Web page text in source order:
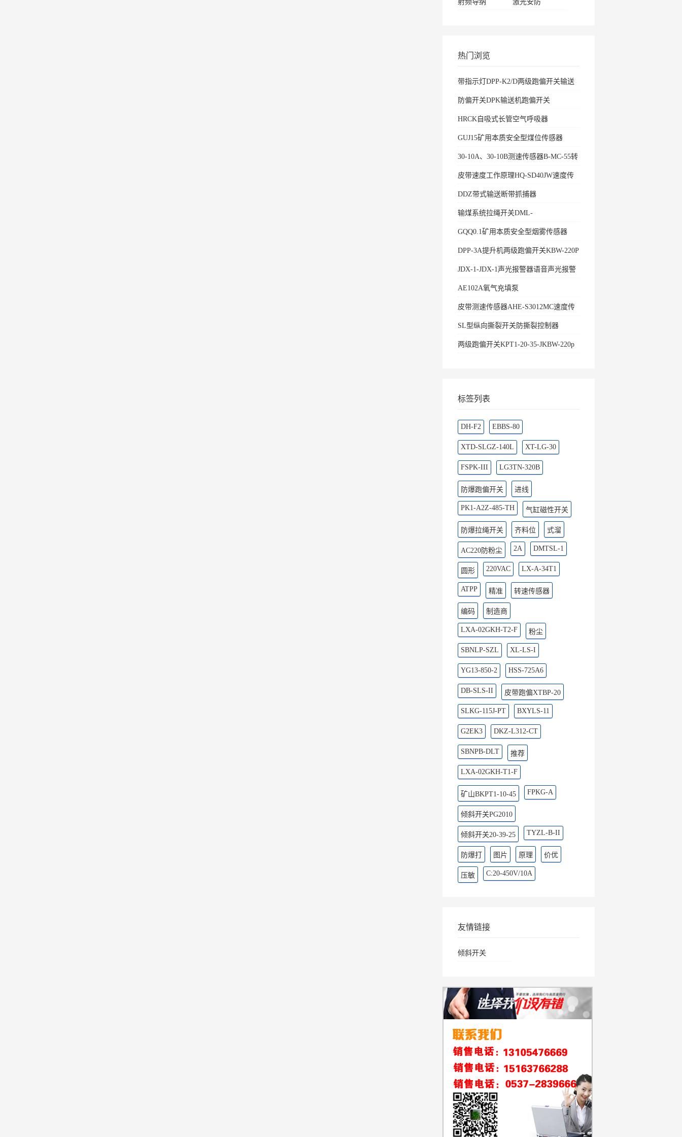
射频导纳 激光安防
热门浏览
带指示灯DPP-K2/D两级跑偏开关输送
防偏开关DPK输送机跑偏开关
HRCK自吸式长管空气呼吸器
GUJ15矿用本质安全型煤位传感器
30-10A、30-10B测速传感器B-MC-55转
皮带速度工作原理HQ-SD40JW速度传
DDZ带式输送断带抓捕器
输煤系统拉绳开关DML-
GQQ0.1矿用本质安全型烟雾传感器
DPP-3A提升机两级跑偏开关KBW-220P
JDX-1-JDX-1声光报警器语音声光报警
AE102A氧气充填泵
皮带测速传感器AHE-S3012MC速度传
SL型纵向撕裂开关防撕裂控制器
两级跑偏开关KPT1-20-35-JKBW-220p
标签列表
DH-F2 EBBS-80
XTD-SLGZ-140L XT-LG-30
FSPK-III LG3TN-320B
防爆跑偏开关 进线
PK1-A2Z-485-TH 气缸磁性开关
防爆拉绳开关 齐料位 式溜
AC220防粉尘 2A DMTSL-1
圆形 220VAC LX-A-34T1
ATPP 精准 转速传感器
编码 制造商
LXA-02GKH-T2-F 粉尘
SBNLP-SZL XL-LS-I
YG13-850-2 HSS-725A6
DB-SLS-II 皮带跑偏XTBP-20
SLKG-115J-PT BXYLS-11
G2EK3 DKZ-L312-CT
SBNPB-DLT 推荐
LXA-02GKH-T1-F
矿山BKPT1-10-45 FPKG-A
倾斜开关PG2010
倾斜开关20-39-25 TYZL-B-II
防爆打 图片 原理 价优
压敏 C:20-450V/10A
友情链接
倾斜开关